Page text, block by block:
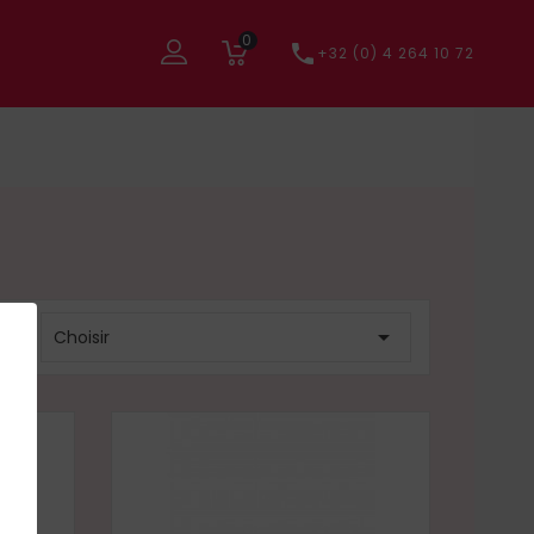
0  +32 (0) 4 264 10 72
Choisir 